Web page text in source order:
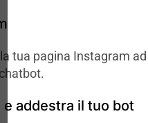
tua pagina Instagram ad
addestra il tuo bot